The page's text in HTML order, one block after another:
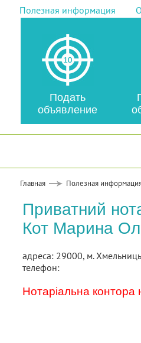
Полезная информация
Подать
объявление
Главная Полезная
Приватний
Кот Марина
адреса: 29000, м.
телефон:
Нотаріальна контора